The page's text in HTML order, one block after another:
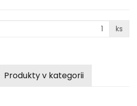
ks
Produkty v kategorii